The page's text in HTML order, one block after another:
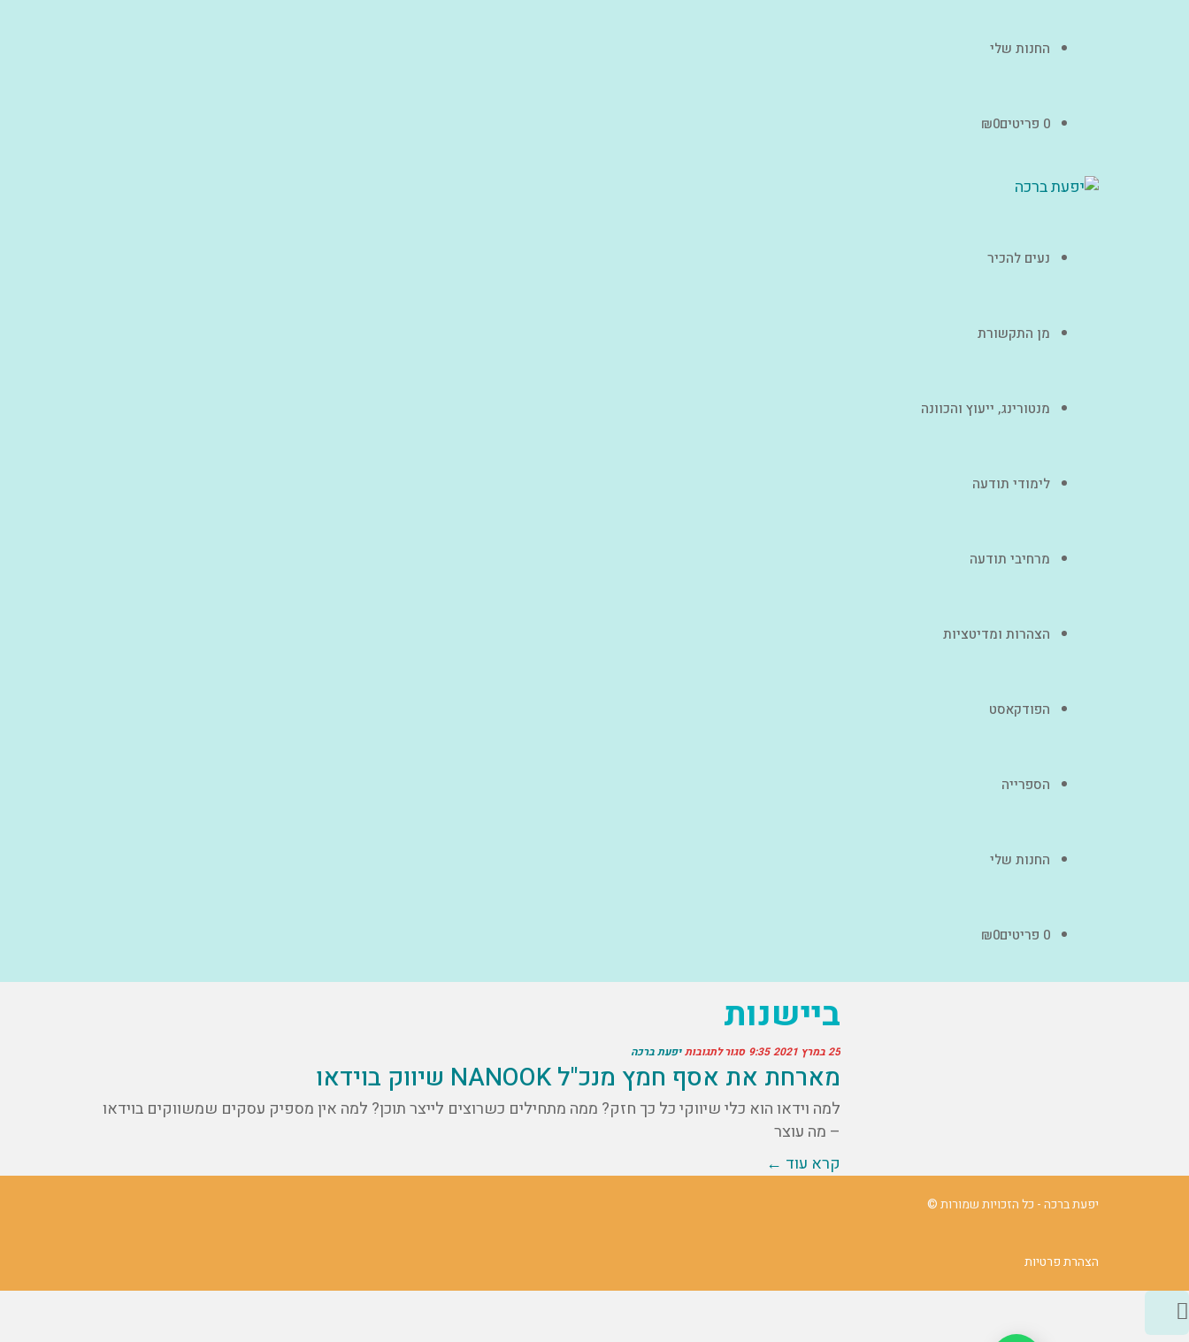
החנות שלי
0 פריטים ₪0
נעים להכיר
מן התקשורת
מנטורינג, ייעוץ והכוונה
לימודי תודעה
מרחיבי תודעה
הצהרות ומדיטציות
הפודקאסט
הספרייה
החנות שלי
0 פריטים ₪0
ביישנות
25 במרץ 2021 9:35 סגור לתגובות יפעת ברכה
מארחת את אסף חמץ מנכ"ל NANOOK שיווק בוידאו
למה וידאו הוא כלי שיווקי כל כך חזק? ממה מתחילים כשרוצים לייצר תוכן? למה אין מספיק עסקים שמשווקים בוידאו
– מה עוצר
קרא עוד ←
יפעת ברכה - כל הזכויות שמורות ©
הצהרת פרטיות